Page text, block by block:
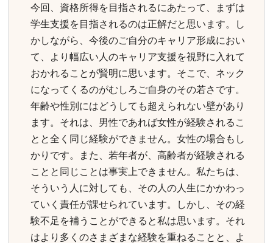
今回、資格所得を目指されるにあたって、まずは
学生支援を目指されるのは正解だと思います。し
かしながら、今後のご自分のキャリア形成におい
て、より幅広い人のキャリア支援を視野に入れて
おかれることが賢明に思います。そこで、ネック
になってくるのがむしろご自身のその若さです。
年齢や性別にはどうしても超えられない壁があり
ます。それは、男性であれば女性が経験されるこ
とと全く同じ経験ができません。女性の場合もし
かりです。また、若年者が、高齢者が経験される
ことと同じことは事実上できません。私たちは、
そういう人に対しても、その人の人生にかかわっ
ていく責任が課せられています。しかし、その経
験不足を補うことができると私は思います。それ
はより多くのさまざまな経験を重ねることと、よ